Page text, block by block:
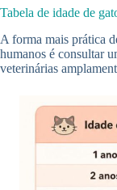
Tabela de idade de
A forma mais prática
humanos é consultar
veterinárias